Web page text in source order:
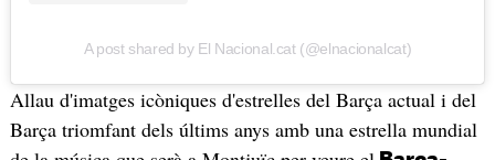
A post shared by El Nacional.cat (@elnacionalcat)
Allau d'imatges icòniques d'estrelles del Barça actual i del
Barça triomfant dels últims anys amb una estrella mundial